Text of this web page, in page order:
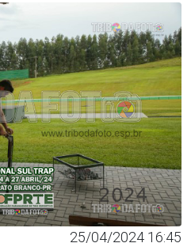
25/04/2024 16:45